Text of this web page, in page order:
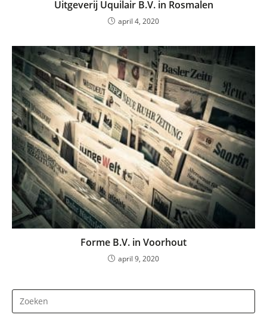
Uitgeverij Uquilair B.V. in Rosmalen
april 4, 2020
Forme B.V. in Voorhout
april 9, 2020
op